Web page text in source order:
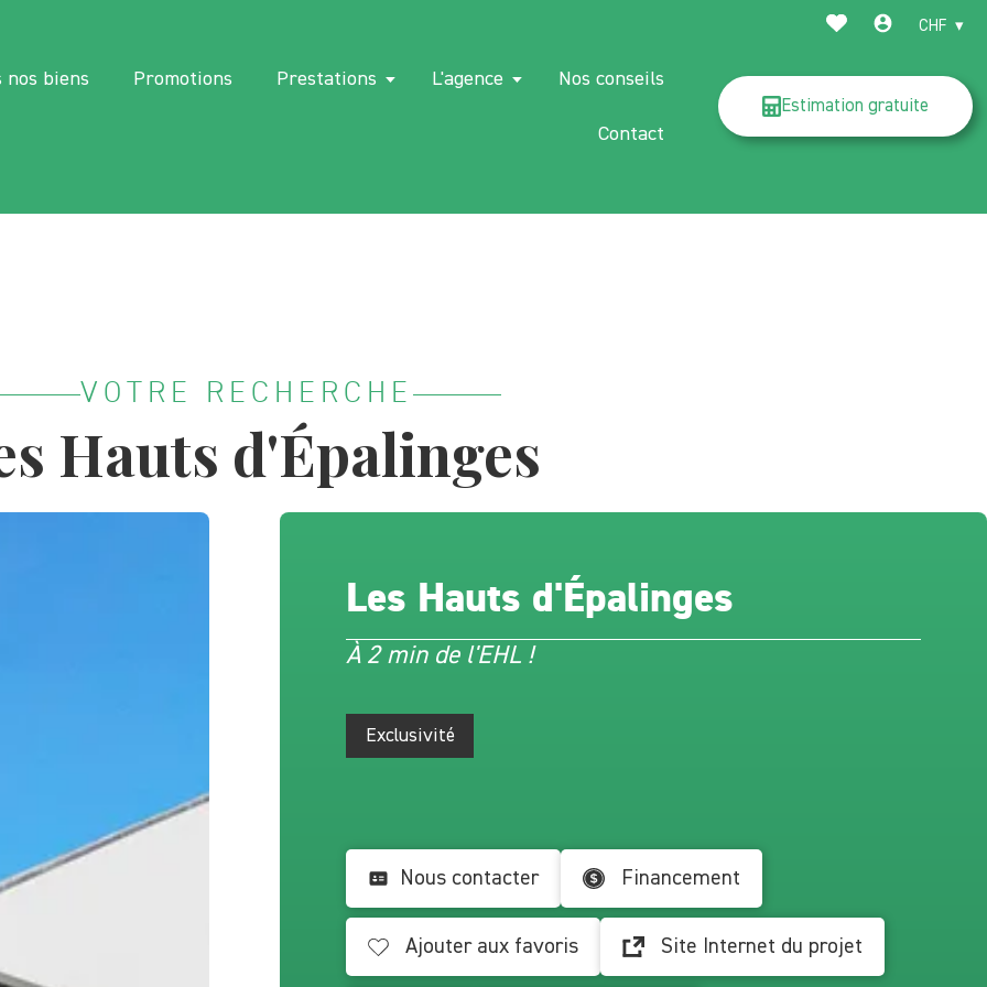
nos biens Promotions Prestations L'agence Nos conseils
Contact
Estimation gratuite
CHF
VOTRE RECHERCHE
Hauts d'Épalinges
Les Hauts d'Épalinges
À 2 min de l'EHL !
Exclusivité
Nous contacter Financement
Ajouter aux favoris Site Internet du projet